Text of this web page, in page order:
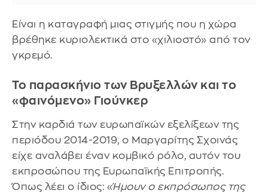
Είναι η καταγραφή μιας στιγμής που η χώρα
βρέθηκε κυριολεκτικά στο «χιλιοστό» από τον
γκρεμό.
Το παρασκήνιο των Βρυξελλών και το
«φαινόμενο» Γιούνκερ
Στην καρδιά των ευρωπαϊκών εξελίξεων της
περιόδου 2014-2019, ο Μαργαρίτης Σχοινάς
είχε αναλάβει έναν κομβικό ρόλο, αυτόν του
εκπροσώπου της Ευρωπαϊκής Επιτροπής.
Όπως λέει ο ίδιος: «Ήμουν ο εκπρόσωπος της